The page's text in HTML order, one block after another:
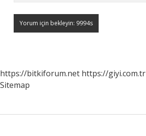
https://bitkiforum.net https://giyi.com.tr
Sitemap